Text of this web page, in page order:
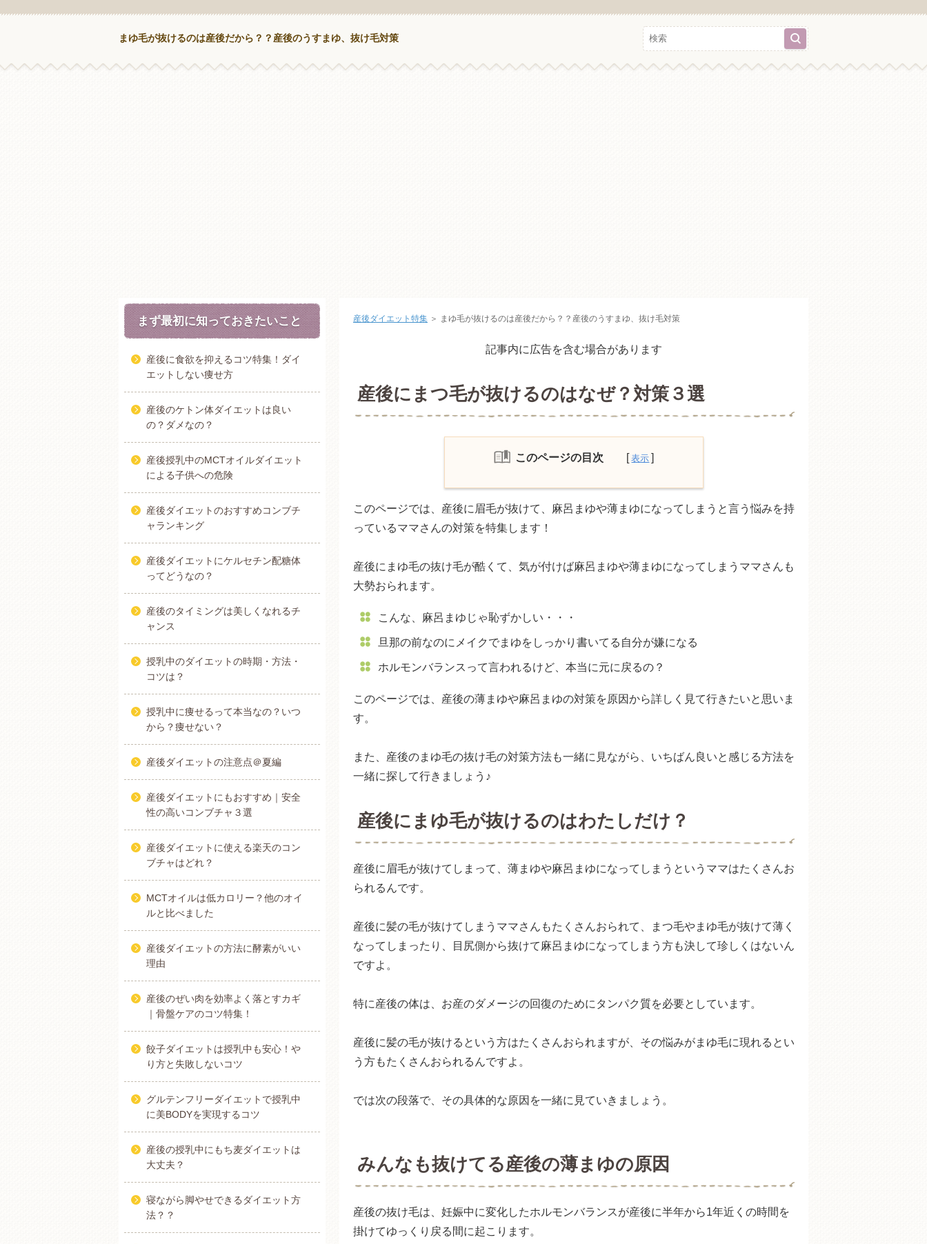
まゆ毛が抜けるのは産後だから？？産後のうすまゆ、抜け毛対策
産後ダイエット特集 ＞ まゆ毛が抜けるのは産後だから？？産後のうすまゆ、抜け毛対策
記事内に広告を含む場合があります
産後にまつ毛が抜けるのはなぜ？対策３選
このページの目次
産後にまゆ毛が抜けるのはわたしだけ？
みんなも抜けてる産後の薄まゆの原因
メイクでしっかり書く
食べ物・栄養素で治す
眉毛が抜ける場合のおすすめアイテム
このページでは、産後に眉毛が抜けて、麻呂まゆや薄まゆになってしまうと言う悩みを持
っているママさんの対策を特集します！
産後にまゆ毛の抜け毛が酷くて、気が付けば麻呂まゆや薄まゆになってしまうママさんも
大勢おられます。
こんな、麻呂まゆじゃ恥ずかしい・・・
旦那の前なのにメイクでまゆをしっかり書いてる自分が嫌になる
ホルモンバランスって言われるけど、本当に元に戻るの？
このページでは、産後の薄まゆや麻呂まゆの対策を原因から詳しく見て行きたいと思いま
す。
また、産後のまゆ毛の抜け毛の対策方法も一緒に見ながら、いちばん良いと感じる方法を
一緒に探して行きましょう♪
産後にまゆ毛が抜けるのはわたしだけ？
産後に眉毛が抜けてしまって、薄まゆや麻呂まゆになってしまうというママはたくさんお
られるんです。
産後に髪の毛が抜けてしまうママさんもたくさんおられて、まつ毛やまゆ毛が抜けて薄く
なってしまったり、目尻側から抜けて麻呂まゆになってしまう方も決して珍しくはないん
ですよ。
特に産後の体は、お産のダメージの回復のためにタンパク質を必要としています。
産後に髪の毛が抜けるという方はたくさんおられますが、その悩みがまゆ毛に現れるとい
う方もたくさんおられるんですよ。
では次の段落で、その具体的な原因を一緒に見ていきましょう。
みんなも抜けてる産後の薄まゆの原因
産後の抜け毛は、妊娠中に変化したホルモンバランスが産後に半年から1年近くの時間を
掛けてゆっくり戻る間に起こります。
まず最初に知っておきたいこと
産後に食欲を抑えるコツ特集！ダイ
エットしない痩せ方
産後のケトン体ダイエットは良い
の？ダメなの？
産後授乳中のMCTオイルダイエット
による子供への危険
産後ダイエットのおすすめコンブチ
ャランキング
産後ダイエットにケルセチン配糖体
ってどうなの？
産後のタイミングは美しくなれるチ
ャンス
授乳中のダイエットの時期・方法・
コツは？
授乳中に痩せるって本当なの？いつ
から？痩せない？
産後ダイエットの注意点＠夏編
産後ダイエットにもおすすめ｜安全
性の高いコンブチャ３選
産後ダイエットに使える楽天のコン
ブチャはどれ？
MCTオイルは低カロリー？他のオイ
ルと比べました
産後ダイエットの方法に酵素がいい
理由
産後のぜい肉を効率よく落とすカギ
｜骨盤ケアのコツ特集！
餃子ダイエットは授乳中も安心！や
り方と失敗しないコツ
グルテンフリーダイエットで授乳中
に美BODYを実現するコツ
産後の授乳中にもち麦ダイエットは
大丈夫？
寝ながら脚やせできるダイエット方
法？？